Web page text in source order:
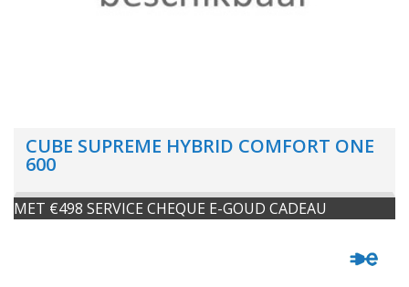
CUBE SUPREME HYBRID COMFORT ONE
600
MET €498 SERVICE CHEQUE E-GOUD CADEAU